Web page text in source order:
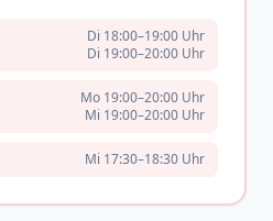
Di 18:00–19:00 Uhr
Di 19:00–20:00 Uhr
Mo 19:00–20:00 Uhr
Mi 19:00–20:00 Uhr
Mi 17:30–18:30 Uhr